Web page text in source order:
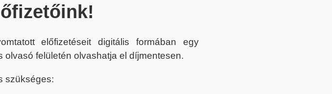
előfizetéseit digitális formában egy
olvasó felületén olvashatja el díjmentesen.
szükséges: